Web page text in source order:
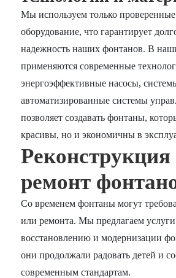
Мы используем только
оборудование, что гарантирует
надежность наших фонтанов. В
применяются современные
энергоэффективные насосы,
автоматизированные системы
позволяет создавать фонтаны,
красивы, но и экономичны в
Реконструкция
ремонт
Со временем фонтаны могут
или ремонта. Мы предлагаем
восстановлению и модернизации
они продолжали радовать детей и
современным стандартам.